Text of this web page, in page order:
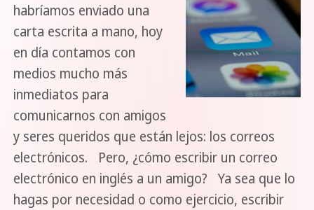
habríamos enviado una
carta escrita a mano, hoy
en día contamos con
medios mucho más
inmediatos para
comunicarnos con amigos
y seres queridos que están lejos: los correos
electrónicos. Pero, ¿cómo escribir un correo
electrónico en inglés a un amigo? Ya sea que lo
hagas por necesidad o como ejercicio, escribir